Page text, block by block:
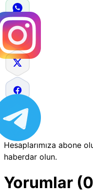
Hesaplarımıza abone
haberdar olun.
Yorumlar